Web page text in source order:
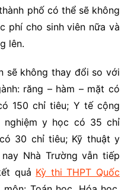
phố có thể sẽ không
phí cho sinh viên nữa và
lên.
sẽ không thay đổi so với
răng – hàm – mặt có
150 chỉ tiêu; Y tế cộng
y học có 35 chỉ
30 chỉ tiêu; Kỹ thuật y
Nhà Trường vẫn tiếp
quả Kỳ thi THPT Quốc